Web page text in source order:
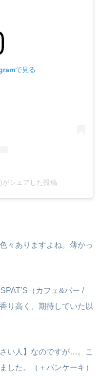
で見る
シェアした投稿
々ありますよね。薄かっ
（カフェ&バー /
り高く、期待していた以
い人】なのですが…。こ
した。（＋パンケーキ）